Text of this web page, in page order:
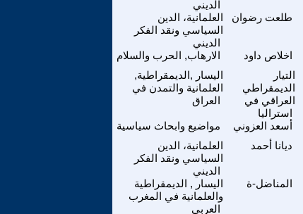
الديني
العلمانية، الدين
السياسي ونقد الفكر
الديني
طلعت رضوان
الارهاب, الحرب والسلام اخلاص داود
اليسار ,الديمقراطية,
العلمانية والتمدن في
العراق
التيار
الديمقراطي
العراقي في
استراليا
مواضيع وابحاث سياسية أسعد العزوني
العلمانية، الدين
السياسي ونقد الفكر
الديني
ديانا أحمد
اليسار , الديمقراطية
والعلمانية في المغرب
العربي
المناضل-ة